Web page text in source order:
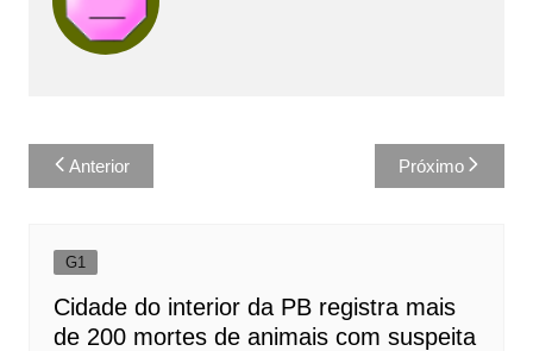
Navegação
de
Anterior Próximo
G1
Cidade do interior da PB registra mais
de 200 mortes de animais com suspeita